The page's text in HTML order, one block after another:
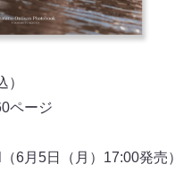
ページ
6月5日（月）17:00発売）